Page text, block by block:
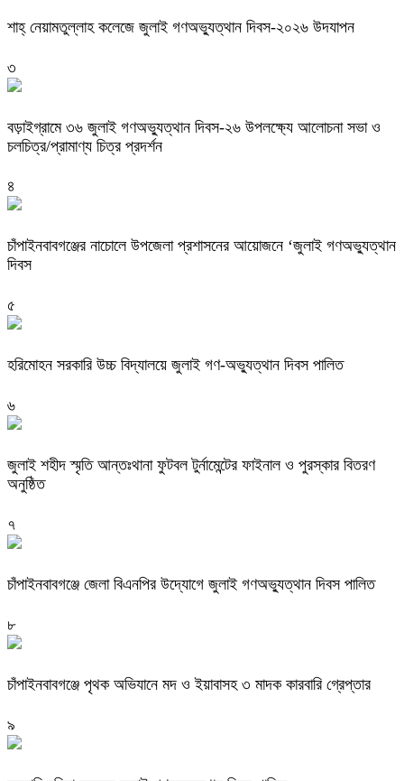
শাহ্ নেয়ামতুল্লাহ কলেজে জুলাই গণঅভ্যুত্থান দিবস-২০২৬ উদযাপন
৩
বড়াইগ্রামে ৩৬ জুলাই গণঅভ্যুত্থান দিবস-২৬ উপলক্ষ্যে আলোচনা সভা ও
চলচিত্র/প্রামাণ্য চিত্র প্রদর্শন
৪
চাঁপাইনবাবগঞ্জের নাচোলে উপজেলা প্রশাসনের আয়োজনে ‘জুলাই গণঅভ্যুত্থান
দিবস
৫
হরিমোহন সরকারি উচ্চ বিদ্যালয়ে জুলাই গণ-অভ্যুত্থান দিবস পালিত
৬
জুলাই শহীদ স্মৃতি আন্তঃথানা ফুটবল টুর্নামেন্টের ফাইনাল ও পুরস্কার বিতরণ
অনুষ্ঠিত
৭
চাঁপাইনবাবগঞ্জে জেলা বিএনপির উদ্যোগে জুলাই গণঅভ্যুত্থান দিবস পালিত
৮
চাঁপাইনবাবগঞ্জে পৃথক অভিযানে মদ ও ইয়াবাসহ ৩ মাদক কারবারি গ্রেপ্তার
৯